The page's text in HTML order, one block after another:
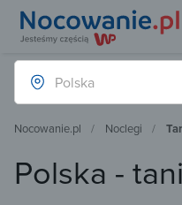
Nocowanie.pl Noclegi
Polska -